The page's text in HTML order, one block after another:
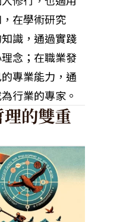
在學術研究
識，通過實踐
念；在職業發
專業能力，通
行業的專家。
的雙重